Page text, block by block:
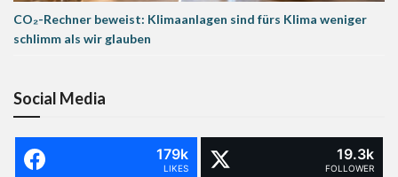
CO₂-Rechner beweist: Klimaanlagen sind fürs Klima weniger
schlimm als wir glauben
Social Media
179k
LIKES
19.3k
FOLLOWER